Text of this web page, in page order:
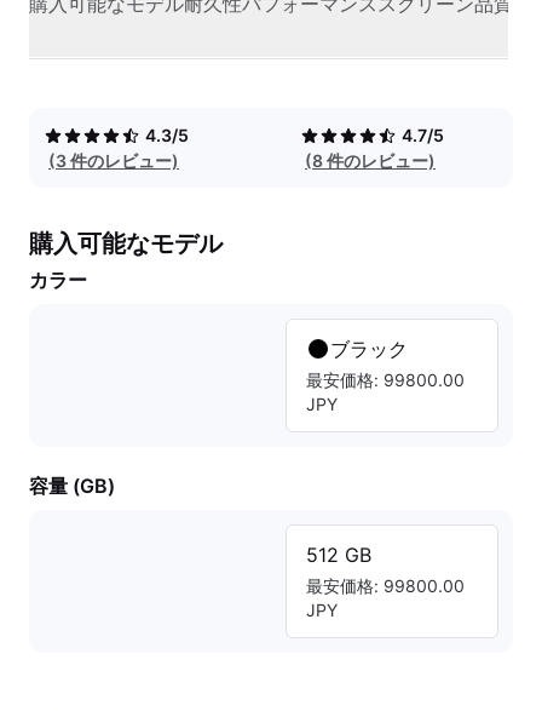
4.3/5
(3 件のレビュー)
4.7/5
(8 件のレビュー)
購入可能なモデル
カラー
ブラック
最安価格: 99800.00
JPY
容量 (GB)
512 GB
最安価格: 99800.00
JPY